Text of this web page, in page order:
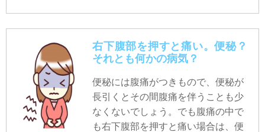
右下腹部を押すと痛い。便秘？
それとも何かの病気？
便秘には腹痛がつきもので、便秘が
長引くとその間腹痛を伴うことも少
なくないでしょう。でも腹痛の中で
も右下腹部を押すと痛い場合は、便